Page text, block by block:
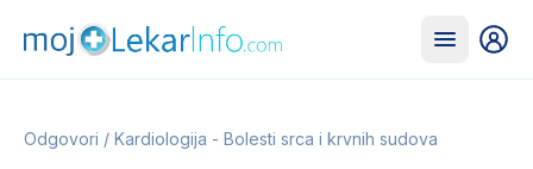
Odgovori / Kardiologija - Bolesti srca i krvnih sudova